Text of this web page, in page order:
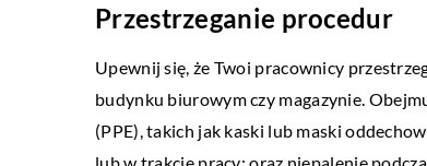
Przestrzeganie procedur
Upewnij się, że Twoi pracownicy
budynku biurowym czy magazynie.
(PPE), takich jak kaski lub maski
lub w trakcie pracy; oraz niepalenie